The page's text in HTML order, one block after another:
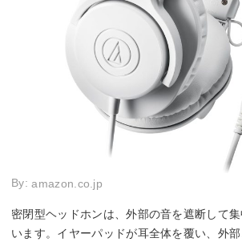
By:amazon.co.jp
密閉型ヘッドホンは、外部の音を遮断して
います。イヤーパッドが耳全体を覆い、外